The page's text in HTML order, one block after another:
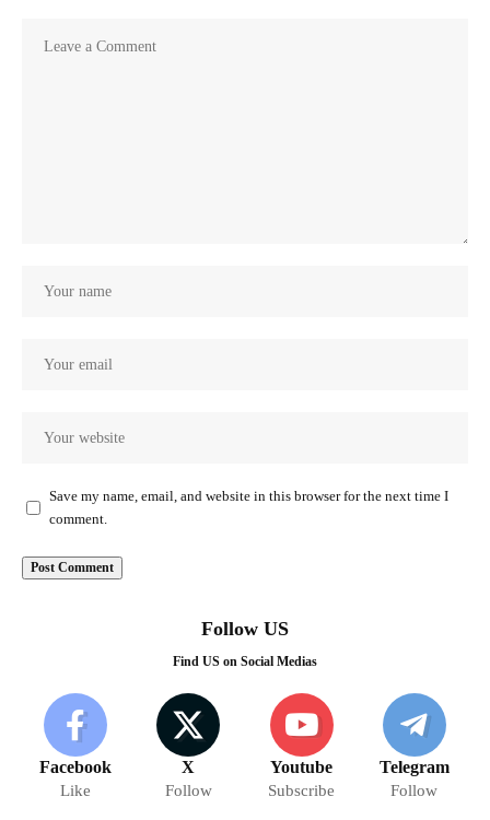
Save my name, email, and website in this browser for the next time I
comment.
Follow US
Find US on Social Medias
Facebook
Like
X
Follow
Youtube
Subscribe
Telegram
Follow